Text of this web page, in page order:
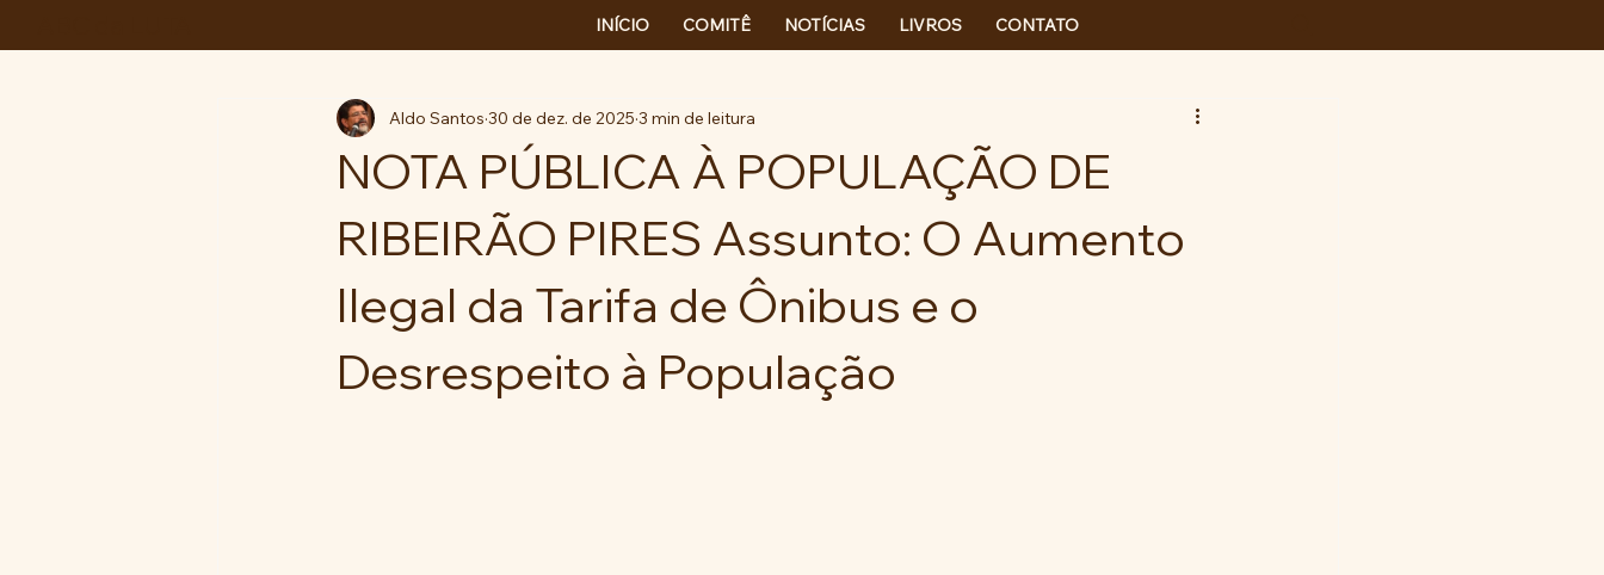
INÍCIO COMITÊ NOTÍCIAS LIVROS CONTATO
NOTA PÚBLICA À POPULAÇÃO DE
RIBEIRÃO PIRES Assunto: O Aumento
Ilegal da Tarifa de Ônibus e o
Desrespeito à População
Aldo Santos 30 de dez. de 2025 3 min de leitura